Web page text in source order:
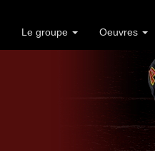
Le groupe Oeuvres